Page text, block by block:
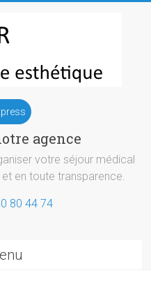
agence
votre séjour médical
en toute transparence.
80 44 74